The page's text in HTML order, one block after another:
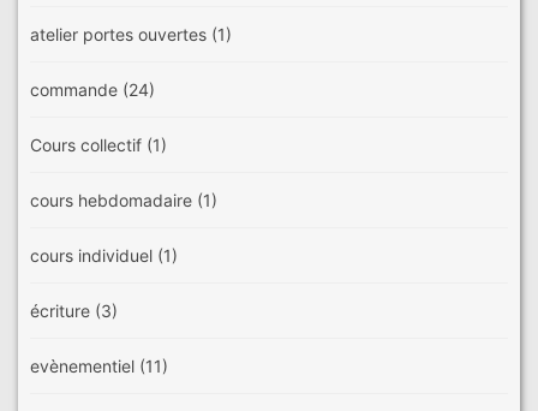
atelier portes ouvertes (1)
commande (24)
Cours collectif (1)
cours hebdomadaire (1)
cours individuel (1)
écriture (3)
evènementiel (11)